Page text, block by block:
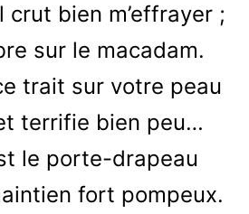
bien m’effrayer ;
sur le macadam.
trait sur votre peau
terrifie bien peu…
le porte-drapeau
fort pompeux.